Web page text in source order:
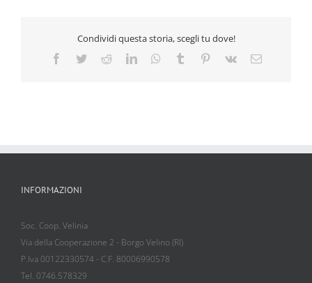
Condividi questa storia, scegli tu dove!
Facebook
TwitterRedditLinkedInWhatsApp
Tumblr Pinterest
Vk Email
INFORMAZIONI
Soc. Coop. Velinia
Via della Cooperazione 2 - Borgo Velino (RI)
P.Iva 00122330574 - C.F. 80006990578
Tel. 0746.578329